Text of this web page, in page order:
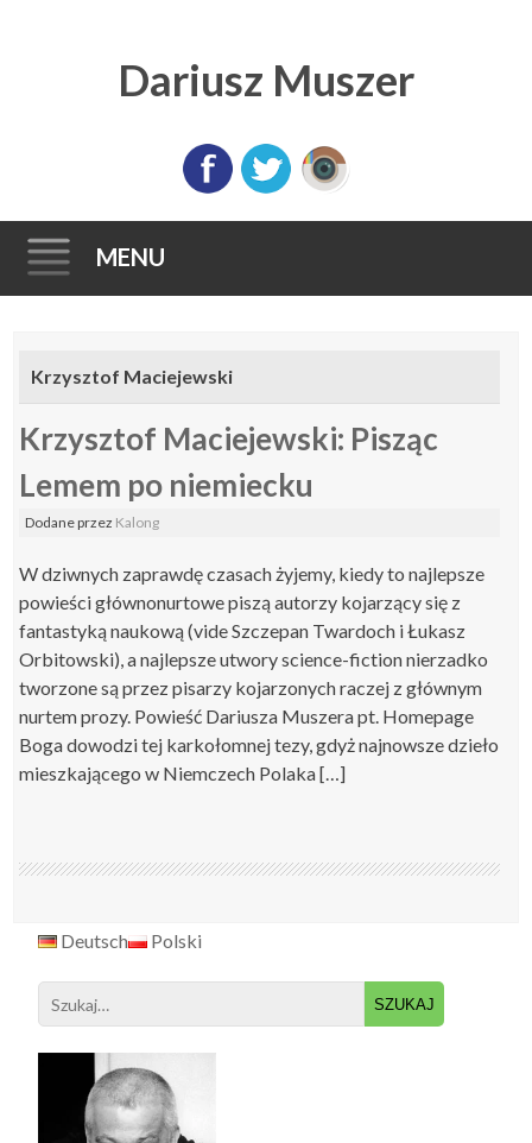
Dariusz Muszer
MENU
content
Krzysztof Maciejewski
Krzysztof Maciejewski: Pisząc
Lemem po niemiecku
Dodaneprzez Kalong
W dziwnych zaprawdę czasach żyjemy, kiedy to najlepsze
powieści głównonurtowe piszą autorzy kojarzący się z
fantastyką naukową (vide Szczepan Twardoch i Łukasz
Orbitowski), a najlepsze utwory science-fiction nierzadko
tworzone są przez pisarzy kojarzonych raczej z głównym
nurtem prozy. Powieść Dariusza Muszera pt. Homepage
Boga dowodzi tej karkołomnej tezy, gdyż najnowsze dzieło
mieszkającego w Niemczech Polaka […]
Deutsch Polski
Search
for: